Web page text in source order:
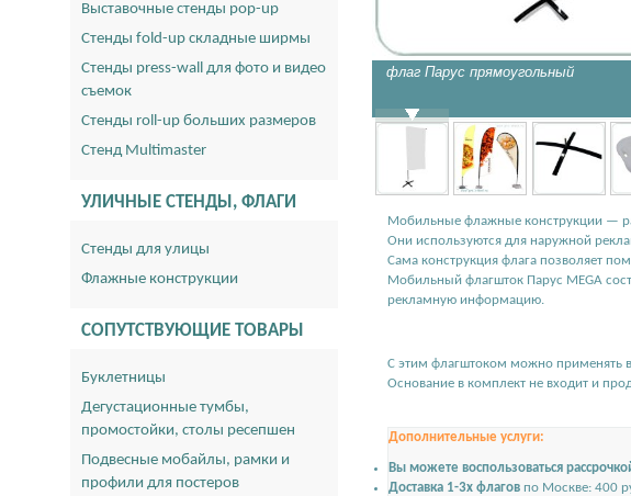
Выставочные стенды pop-up
Стенды fold-up складные ширмы
Стенды press-wall для фото и видео
съемок
Стенды roll-up больших размеров
Стенд Multimaster
УЛИЧНЫЕ СТЕНДЫ, ФЛАГИ
Стенды для улицы
Флажные конструкции
СОПУТСТВУЮЩИЕ ТОВАРЫ
Буклетницы
Дегустационные тумбы,
промостойки, столы ресепшен
Подвесные мобайлы, рамки и
профили для постеров
флаг Парус прямоугольный
Мобильные флажные конструкции —
Они используются для наружной
Сама конструкция флага позволяет
Мобильный флагшток Парус MEGA
рекламную информацию.
С этим флагштоком можно применять
Основание в комплект не входит и
Дополнительные услуги:
Вы можете воспользоваться
Доставка 1-3х флагов по Москве: 400